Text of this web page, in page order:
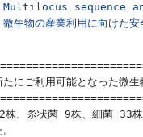
sequence
生物の産業利用に向けた安
にご利用可能となった微
、糸状菌 9株、細菌 33株